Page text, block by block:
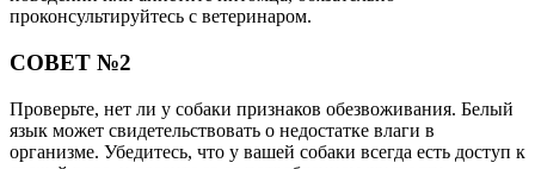
проконсультируйтесь с ветеринаром.
СОВЕТ №2
Проверьте, нет ли у собаки признаков обезвоживания. Белый
язык может свидетельствовать о недостатке влаги в
организме. Убедитесь, что у вашей собаки всегда есть доступ к